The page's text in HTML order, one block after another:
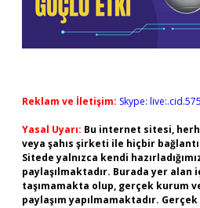
Reklam ve İletişim: Skype:
Yasal Uyarı: Bu internet sitesi,
veya şahıs şirketi ile hiçbir
Sitede yalnızca kendi
paylaşılmaktadır. Burada yer
taşımamakta olup, gerçek kurum
paylaşım yapılmamaktadır.